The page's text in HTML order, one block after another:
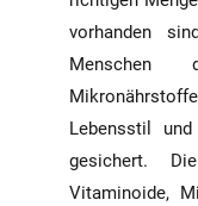
vorhanden
Menschen
Lebensstil
gesichert.
Vitaminoide,